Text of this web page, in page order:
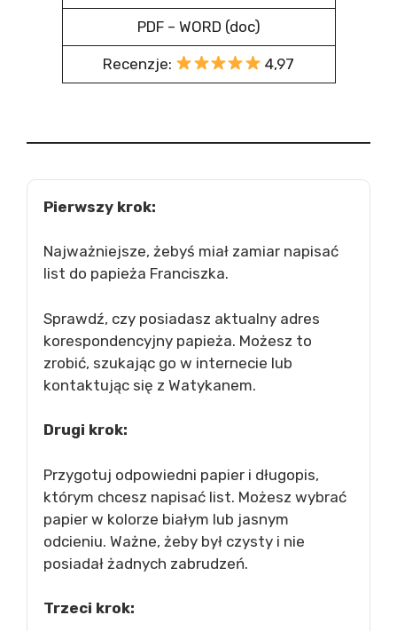
PDF – WORD (doc)
Recenzje: 4,97
Pierwszy krok:
Najważniejsze, żebyś miał zamiar napisać
list do papieża Franciszka.
Sprawdź, czy posiadasz aktualny adres
korespondencyjny papieża. Możesz to
zrobić, szukając go w internecie lub
kontaktując się z Watykanem.
Drugi krok:
Przygotuj odpowiedni papier i długopis,
którym chcesz napisać list. Możesz wybrać
papier w kolorze białym lub jasnym
odcieniu. Ważne, żeby był czysty i nie
posiadał żadnych zabrudzeń.
Trzeci krok: